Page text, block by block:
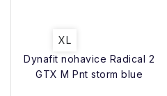
Dynafit nohavice Radical 2
GTX M Pnt storm blue
XL